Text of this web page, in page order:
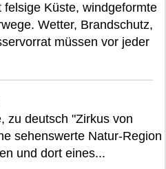
Küste, windgeformte
Wetter, Brandschutz,
müssen vor jeder
zu deutsch "Zirkus von
sehenswerte Natur-Region
und dort eines...